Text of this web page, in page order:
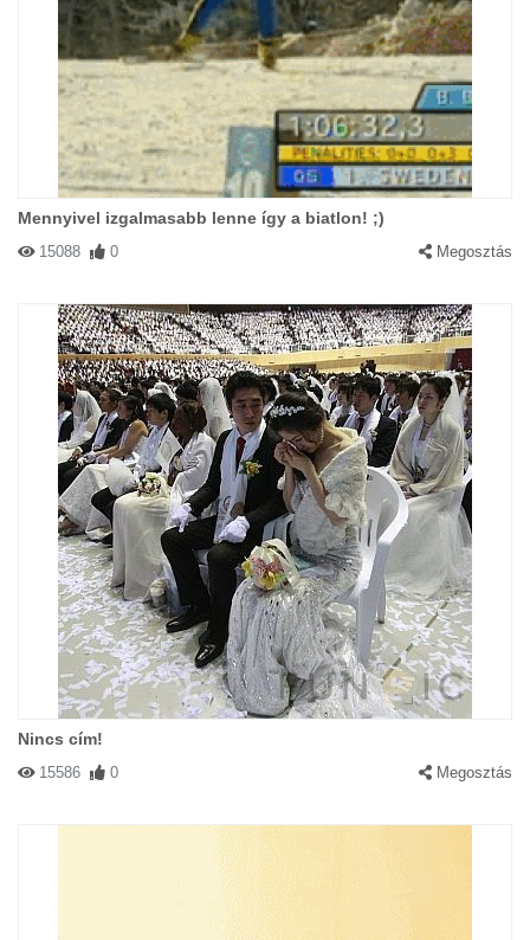
Mennyivel izgalmasabb lenne így a biatlon! ;)
15088 0 Megosztás
Nincs cím!
15586 0 Megosztás